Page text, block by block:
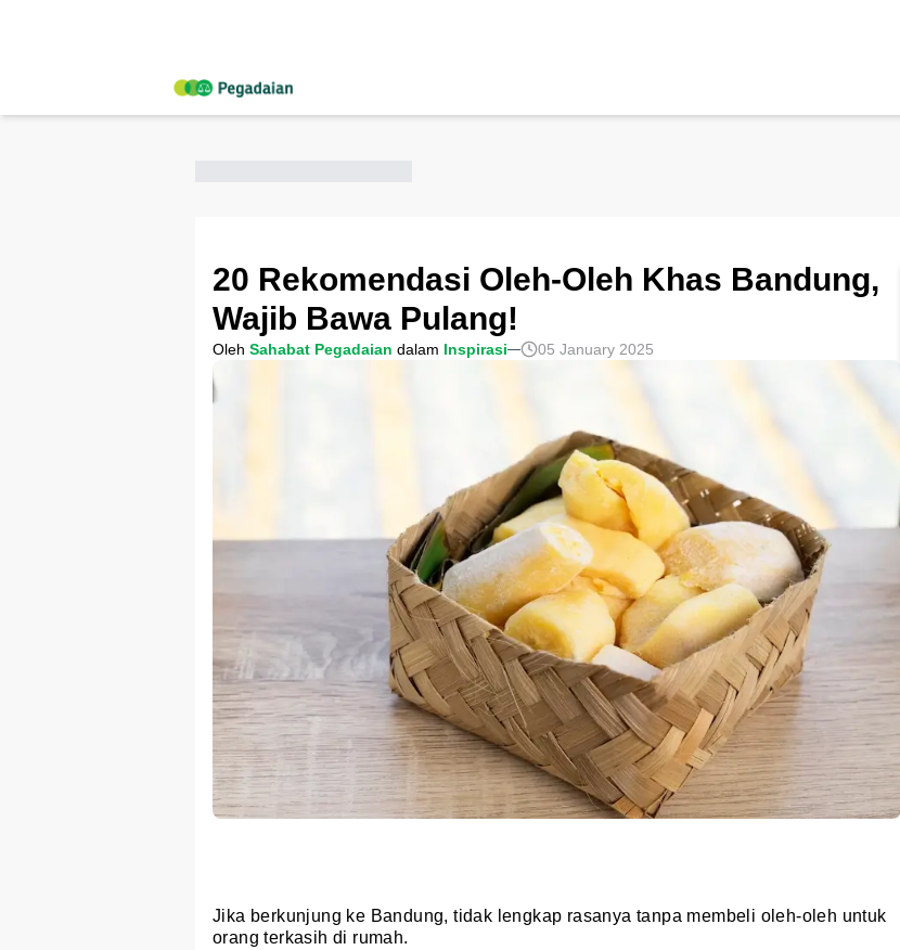
20 Rekomendasi Oleh-Oleh Khas Bandung,
Wajib Bawa Pulang!
Oleh Sahabat Pegadaian dalam Inspirasi 05 January 2025
Jika berkunjung ke Bandung, tidak lengkap rasanya tanpa membeli oleh-oleh untuk
orang terkasih di rumah.